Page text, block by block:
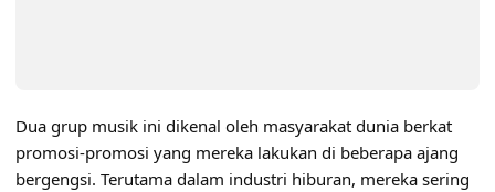
Dua grup musik ini dikenal oleh masyarakat dunia berkat
promosi-promosi yang mereka lakukan di beberapa ajang
bergengsi. Terutama dalam industri hiburan, mereka sering